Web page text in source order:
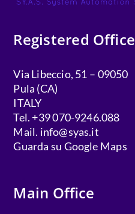
Registered Office
Via Libeccio, 51 – 09050
Pula (CA)
ITALY
Tel. +39 070-9246.088
Mail. info@syas.it
Guarda su Google Maps
Main Office